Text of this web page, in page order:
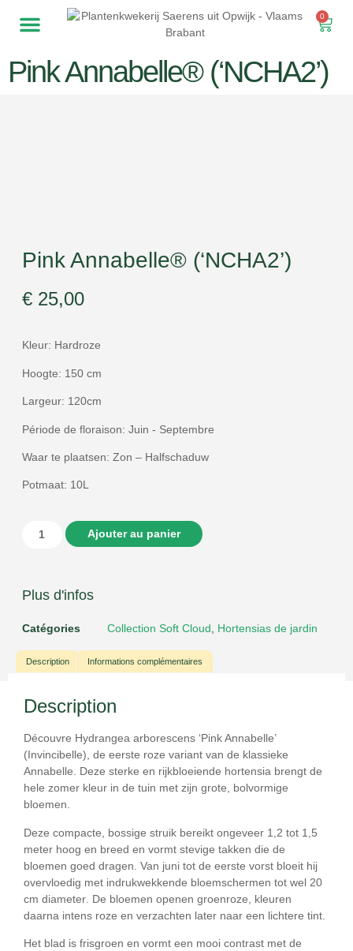
0
Pink Annabelle® (‘NCHA2’)
Pink Annabelle® (‘NCHA2’)
€ 25,00
Kleur: Hardroze
Hoogte: 150 cm
Largeur: 120cm
Période de floraison: Juin - Septembre
Waar te plaatsen: Zon – Halfschaduw
Potmaat: 10L
Ajouter au panier
Plus d'infos
Catégories Collection Soft Cloud Hortensias de jardin
Description Informations complémentaires
Description
Découvre Hydrangea arborescens ‘Pink Annabelle’
(Invincibelle), de eerste roze variant van de klassieke
Annabelle. Deze sterke en rijkbloeiende hortensia brengt de
hele zomer kleur in de tuin met zijn grote, bolvormige
bloemen.
Deze compacte, bossige struik bereikt ongeveer 1,2 tot 1,5
meter hoog en breed en vormt stevige takken die de
bloemen goed dragen. Van juni tot de eerste vorst bloeit hij
overvloedig met indrukwekkende bloemschermen tot wel 20
cm diameter . De bloemen openen groenroze, kleuren
daarna intens roze en verzachten later naar een lichtere tint.
Het blad is frisgroen en vormt een mooi contrast met de